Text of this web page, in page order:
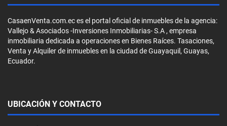
CasaenVenta.com.ec es el portal oficial de inmuebles de la agencia:
Vallejo & Asociados -Inversiones Inmobiliarias- S.A , empresa
inmobiliaria dedicada a operaciones en Bienes Raíces. Tasaciones,
Venta y Alquiler de inmuebles en la ciudad de Guayaquil, Guayas,
Ecuador.
UBICACIÓN Y CONTACTO